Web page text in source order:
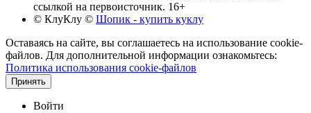
ссылкой на первоисточник. 16+
© КлуКлу © Шопик - купить куклу
Оставаясь на сайте, вы соглашаетесь на использование cookie-
файлов. Для дополнительной информации ознакомьтесь:
Политика использования cookie-файлов
Принять
Войти